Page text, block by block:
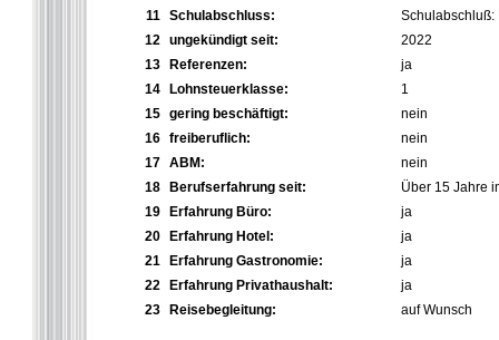
11 Schulabschluss:
Schulabschluß:
12 ungekündigt seit:
2022
13
Referenzen:
ja
14
Lohnsteuerklasse:
1
15 gering beschäftigt:
nein
16 freiberuflich:
nein
17 ABM:
nein
18
Berufserfahrung seit:
Über 15 Jahre
19
Erfahrung Büro:
ja
20
Erfahrung Hotel:
ja
21
Erfahrung Gastronomie:
ja
22
Erfahrung Privathaushalt:
ja
23
Reisebegleitung: auf Wunsch